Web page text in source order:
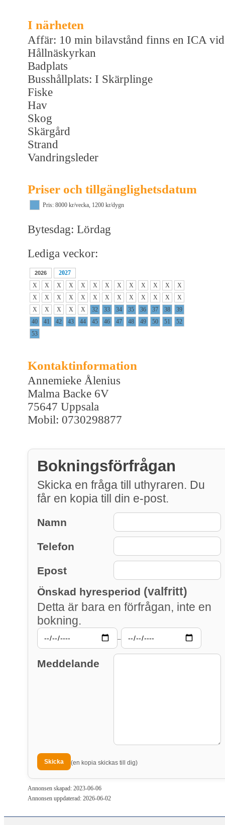
I närheten
Affär: 10 min bilavstånd finns en ICA vid
Hållnäskyrkan
Badplats
Busshållplats: I Skärplinge
Fiske
Hav
Skog
Skärgård
Strand
Vandringsleder
Priser och tillgänglighetsdatum
Pris: 8000 kr/vecka, 1200 kr/dygn
Bytesdag: Lördag
Lediga veckor:
2026
2027
X
X X X X X X X X X X X
X
X
X X X X X X X X X X X
X
X
X X X X 32 33 34 35 36 37 38
39
40
41 42 43 44 45 46 47 48 49 50 51
52
53
Kontaktinformation
Annemieke Ålenius
Malma Backe 6V
75647 Uppsala
Mobil: 0730298877
Bokningsförfrågan
Skicka en fråga till uthyraren. Du
får en kopia till din e-post.
Namn
Telefon
Epost
Önskad hyresperiod (valfritt)
Detta är bara en förfrågan, inte en
bokning.
–
Meddelande
(en kopia skickas till dig)
Annonsen skapad: 2023-06-06
Annonsen uppdaterad: 2026-06-02